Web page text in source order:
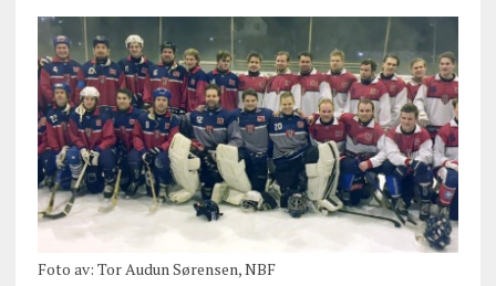
Foto av: Tor Audun Sørensen, NBF